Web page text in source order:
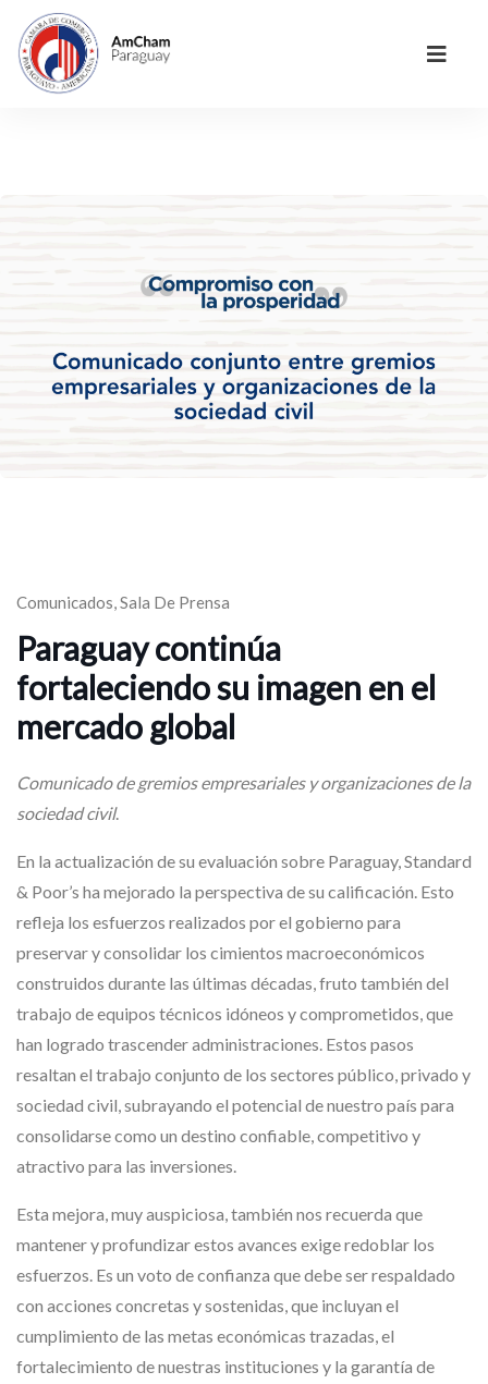
Comunicados Sala De Prensa
Paraguay continúa
fortaleciendo su imagen en el
mercado global
Comunicado de gremios empresariales y organizaciones de la
sociedad civil.
En la actualización de su evaluación sobre Paraguay, Standard
& Poor’s ha mejorado la perspectiva de su calificación. Esto
refleja los esfuerzos realizados por el gobierno para
preservar y consolidar los cimientos macroeconómicos
construidos durante las últimas décadas, fruto también del
trabajo de equipos técnicos idóneos y comprometidos, que
han logrado trascender administraciones. Estos pasos
resaltan el trabajo conjunto de los sectores público, privado y
sociedad civil, subrayando el potencial de nuestro país para
consolidarse como un destino confiable, competitivo y
atractivo para las inversiones.
Esta mejora, muy auspiciosa, también nos recuerda que
mantener y profundizar estos avances exige redoblar los
esfuerzos. Es un voto de confianza que debe ser respaldado
con acciones concretas y sostenidas, que incluyan el
cumplimiento de las metas económicas trazadas, el
fortalecimiento de nuestras instituciones y la garantía de